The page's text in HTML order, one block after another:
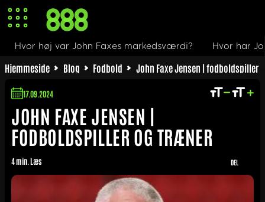
Hjemmeside Blog Fodbold John Faxe Jensen | fodboldspiller
JOHN FAXE JENSEN |
FODBOLDSPILLER OG TRÆNER
17.09.2024
4 min. Læs DEL
John Faxes markedsværdi? Hvor har John Faxe